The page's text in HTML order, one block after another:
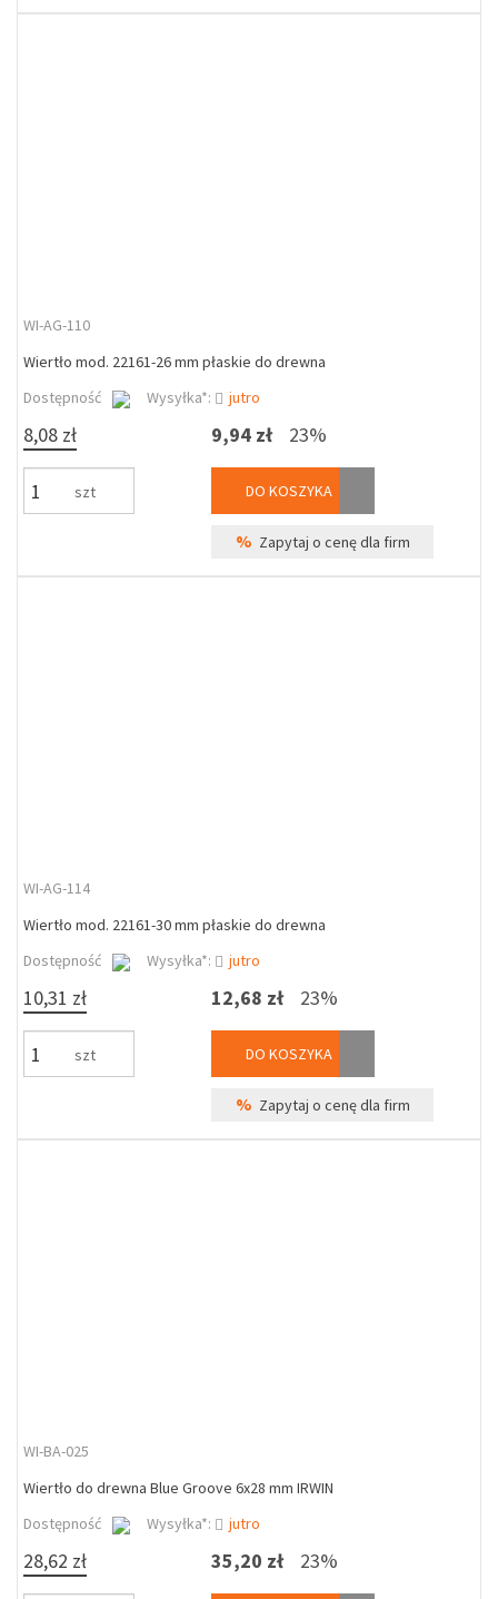
WI-AG-110
Wiertło mod. 22161-26 mm płaskie do drewna
Dostępność
Wysyłka*: jutro
8,08 zł
szt
9,94 zł 23%
DO KOSZYKA
% Zapytaj o cenę dla firm
WI-AG-114
Wiertło mod. 22161-30 mm płaskie do drewna
Dostępność
Wysyłka*: jutro
10,31 zł
szt
12,68 zł 23%
DO KOSZYKA
% Zapytaj o cenę dla firm
WI-BA-025
Wiertło do drewna Blue Groove 6x28 mm IRWIN
Dostępność
Wysyłka*: jutro
28,62 zł 35,20 zł 23%